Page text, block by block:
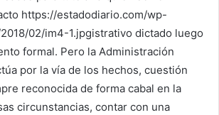
https://estadodiario.com/wp-
02/im4-1.jpgistrativo dictado luego
formal. Pero la Administración
por la vía de los hechos, cuestión
reconocida de forma cabal en la
circunstancias, contar con una